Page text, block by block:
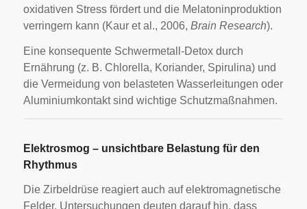
oxidativen Stress fördert und die Melatoninproduktion
verringern kann (Kaur et al., 2006, Brain Research).
Eine konsequente Schwermetall-Detox durch
Ernährung (z. B. Chlorella, Koriander, Spirulina) und
die Vermeidung von belasteten Wasserleitungen oder
Aluminiumkontakt sind wichtige Schutzmaßnahmen.
Elektrosmog – unsichtbare Belastung für den
Rhythmus
Die Zirbeldrüse reagiert auch auf elektromagnetische
Felder. Untersuchungen deuten darauf hin, dass